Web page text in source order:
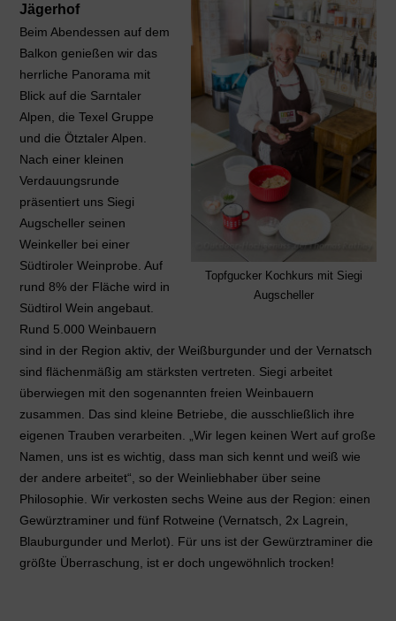
Topfgucker Kochkurs mit Siegi
Augscheller
Jägerhof
Beim Abendessen auf dem
Balkon genießen wir das
herrliche Panorama mit
Blick auf die Sarntaler
Alpen, die Texel Gruppe
und die Ötztaler Alpen.
Nach einer kleinen
Verdauungsrunde
präsentiert uns Siegi
Augscheller seinen
Weinkeller bei einer
Südtiroler Weinprobe. Auf
rund 8% der Fläche wird in
Südtirol Wein angebaut.
Rund 5.000 Weinbauern
sind in der Region aktiv, der Weißburgunder und der Vernatsch
sind flächenmäßig am stärksten vertreten. Siegi arbeitet
überwiegen mit den sogenannten freien Weinbauern
zusammen. Das sind kleine Betriebe, die ausschließlich ihre
eigenen Trauben verarbeiten. „Wir legen keinen Wert auf große
Namen, uns ist es wichtig, dass man sich kennt und weiß wie
der andere arbeitet“, so der Weinliebhaber über seine
Philosophie. Wir verkosten sechs Weine aus der Region: einen
Gewürztraminer und fünf Rotweine (Vernatsch, 2x Lagrein,
Blauburgunder und Merlot). Für uns ist der Gewürztraminer die
größte Überraschung, ist er doch ungewöhnlich trocken!